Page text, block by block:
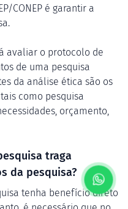
CONEP é garantir a
avaliar o protocolo de
de uma pesquisa
da análise ética são os
como pesquisa
orçamento,
traga
da pesquisa?
tenha benefício direto